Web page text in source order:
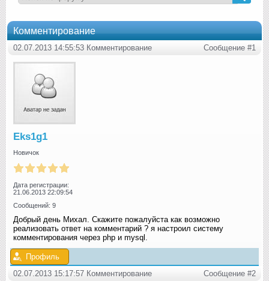
Комментирование
02.07.2013 14:55:53 Комментирование Сообщение #1
Eks1g1
Новичок
Дата регистрации:
21.06.2013 22:09:54
Сообщений: 9
Добрый день Михал. Скажите пожалуйста как возможно
реализовать ответ на комментарий ? я настроил систему
комментирования через php и mysql.
Профиль
02.07.2013 15:17:57 Комментирование
Сообщение #2